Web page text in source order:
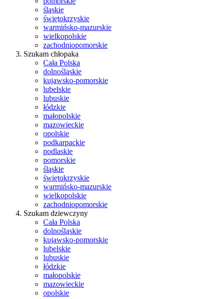
śląskie
świętokrzyskie
warmińsko-mazurskie
wielkopolskie
zachodniopomorskie
Szukam chłopaka
Cała Polska
dolnośląskie
kujawsko-pomorskie
lubelskie
lubuskie
łódzkie
małopolskie
mazowieckie
opolskie
podkarpackie
podlaskie
pomorskie
śląskie
świętokrzyskie
warmińsko-mazurskie
wielkopolskie
zachodniopomorskie
Szukam dziewczyny
Cała Polska
dolnośląskie
kujawsko-pomorskie
lubelskie
lubuskie
łódzkie
małopolskie
mazowieckie
opolskie